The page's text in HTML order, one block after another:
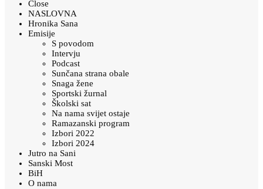
Close
NASLOVNA
Hronika Sana
Emisije
S povodom
Intervju
Podcast
Sunčana strana obale
Snaga žene
Sportski žurnal
Školski sat
Na nama svijet ostaje
Ramazanski program
Izbori 2022
Izbori 2024
Jutro na Sani
Sanski Most
BiH
O nama